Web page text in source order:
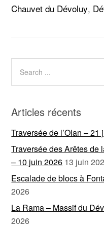
Chauvet du Dévoluy,
Articles récents
Traversée de l’Olan – 21
Traversée des Arêtes de
– 10 juin 2026 13 juin
Escalade de blocs à
2026
La Rama – Massif du
2026